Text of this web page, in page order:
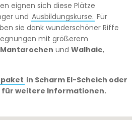
eignen sich diese Plätze
und Ausbildungskurse. Für
sie dank wunderschöner Riffe
mit größerem
Mantarochen und Walhaie,
in Scharm El-Scheich oder
für weitere Informationen.